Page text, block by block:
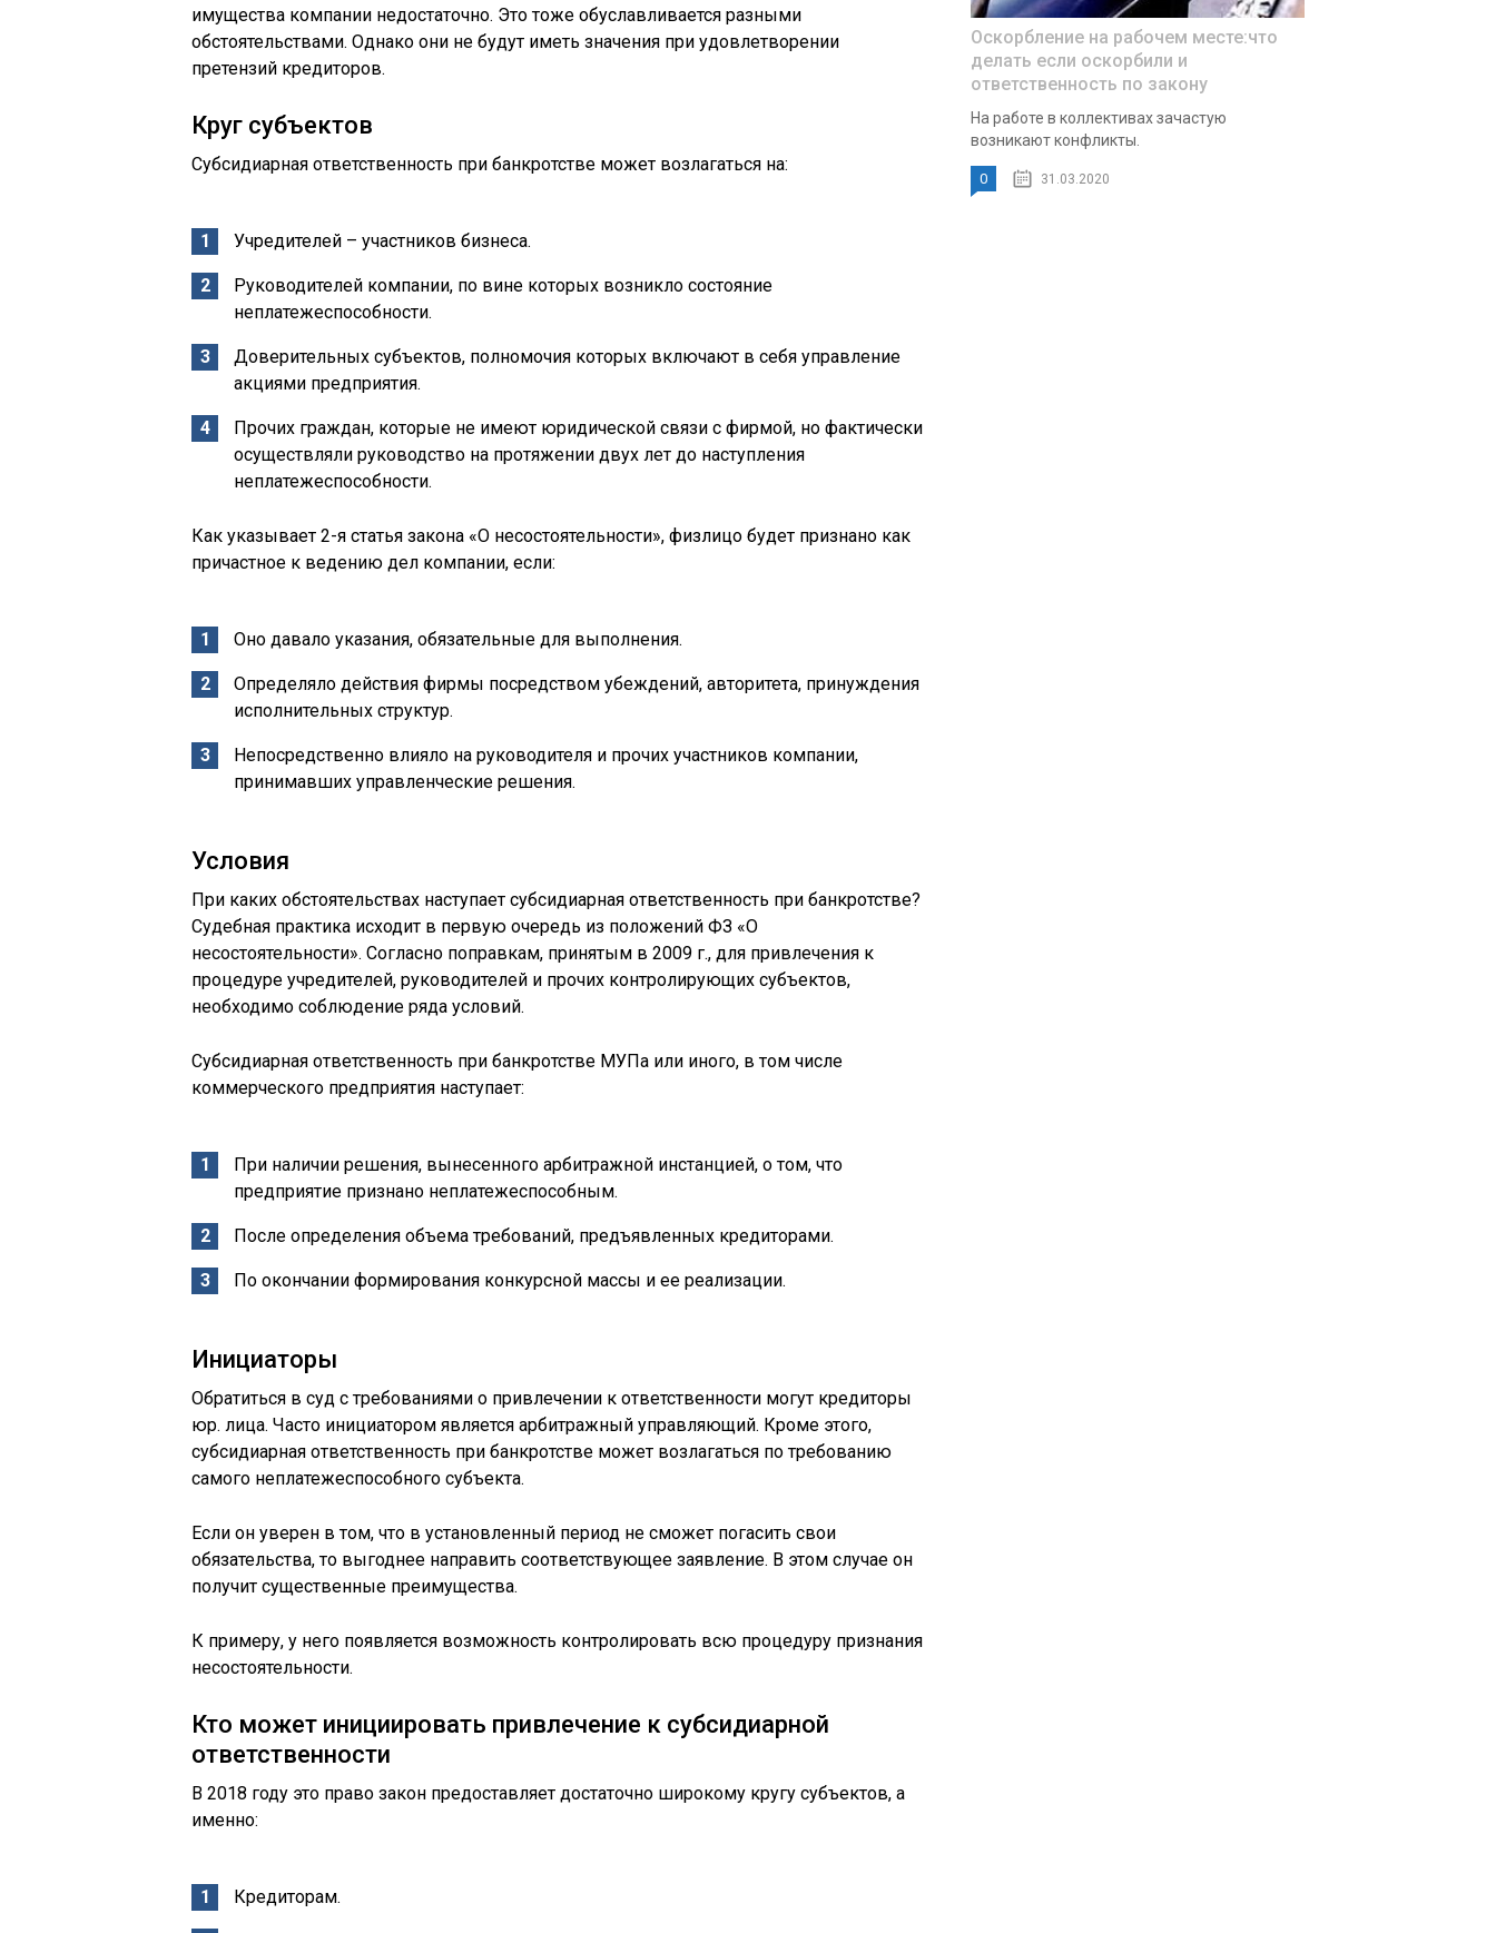
имущества компании недостаточно. Это тоже обуславливается разными
обстоятельствами. Однако они не будут иметь значения при удовлетворении
претензий кредиторов.
Круг субъектов
Субсидиарная ответственность при банкротстве может возлагаться на:
Учредителей – участников бизнеса.
Руководителей компании, по вине которых возникло состояние
неплатежеспособности.
Доверительных субъектов, полномочия которых включают в себя управление
акциями предприятия.
Прочих граждан, которые не имеют юридической связи с фирмой, но фактически
осуществляли руководство на протяжении двух лет до наступления
неплатежеспособности.
Как указывает 2-я статья закона «О несостоятельности», физлицо будет признано как
причастное к ведению дел компании, если:
Оно давало указания, обязательные для выполнения.
Определяло действия фирмы посредством убеждений, авторитета, принуждения
исполнительных структур.
Непосредственно влияло на руководителя и прочих участников компании,
принимавших управленческие решения.
Условия
При каких обстоятельствах наступает субсидиарная ответственность при банкротстве?
Судебная практика исходит в первую очередь из положений ФЗ «О
несостоятельности». Согласно поправкам, принятым в 2009 г., для привлечения к
процедуре учредителей, руководителей и прочих контролирующих субъектов,
необходимо соблюдение ряда условий.
Субсидиарная ответственность при банкротстве МУПа или иного, в том числе
коммерческого предприятия наступает:
При наличии решения, вынесенного арбитражной инстанцией, о том, что
предприятие признано неплатежеспособным.
После определения объема требований, предъявленных кредиторами.
По окончании формирования конкурсной массы и ее реализации.
Инициаторы
Обратиться в суд с требованиями о привлечении к ответственности могут кредиторы
юр. лица. Часто инициатором является арбитражный управляющий. Кроме этого,
субсидиарная ответственность при банкротстве может возлагаться по требованию
самого неплатежеспособного субъекта.
Если он уверен в том, что в установленный период не сможет погасить свои
обязательства, то выгоднее направить соответствующее заявление. В этом случае он
получит существенные преимущества.
К примеру, у него появляется возможность контролировать всю процедуру признания
несостоятельности.
Кто может инициировать привлечение к субсидиарной
ответственности
В 2018 году это право закон предоставляет достаточно широкому кругу субъектов, а
именно:
Кредиторам.
Оскорбление на рабочем месте:что
делать если оскорбили и
ответственность по закону
На работе в коллективах зачастую
возникают конфликты.
0 31.03.2020